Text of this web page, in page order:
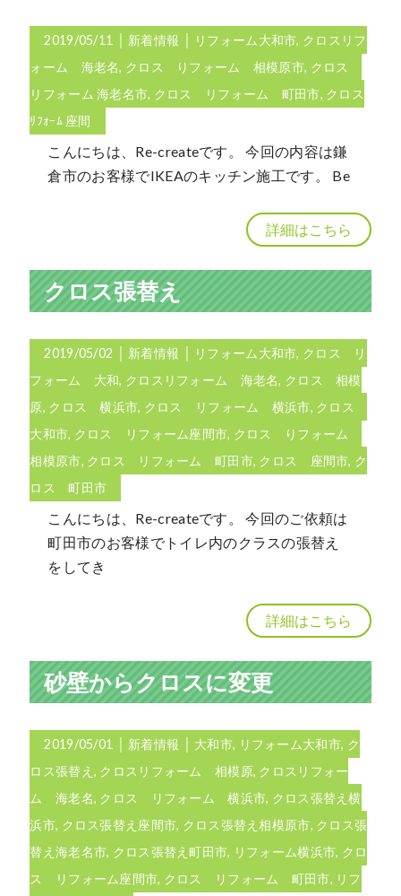
2019/05/11 新着情報 リフォーム大和市, クロスリフ
ォーム 海老名, クロス りフォーム 相模原市, クロス
リフォーム 海老名市, クロス リフォーム 町田市, クロス
ﾘﾌｫｰﾑ 座間
こんにちは、Re-createです。 今回の内容は鎌
倉市のお客様でIKEAのキッチン施工です。 Be
詳細はこちら
クロス張替え
2019/05/02 新着情報 リフォーム大和市, クロス リ
フォーム 大和, クロスリフォーム 海老名, クロス 相模
原, クロス 横浜市, クロス リフォーム 横浜市, クロス
大和市, クロス リフォーム座間市, クロス りフォーム
相模原市, クロス リフォーム 町田市, クロス 座間市, ク
ロス 町田市
こんにちは、Re-createです。 今回のご依頼は
町田市のお客様でトイレ内のクラスの張替え
をしてき
詳細はこちら
砂壁からクロスに変更
2019/05/01 新着情報 大和市, リフォーム大和市, ク
ロス張替え , クロスリフォーム 相模原, クロスリフォー
ム 海老名, クロス リフォーム 横浜市, クロス張替え横
浜市, クロス張替え座間市, クロス張替え相模原市, クロス張
替え海老名市, クロス張替え町田市, リフォーム横浜市, クロ
ス リフォーム座間市, クロス リフォーム 町田市, リフ